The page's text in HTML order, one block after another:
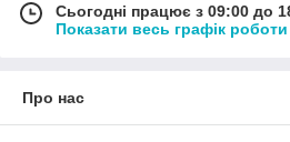
Сьогодні працює з 09:00 до
Показати весь графік роботи
Про нас